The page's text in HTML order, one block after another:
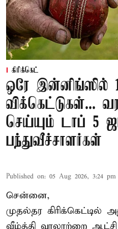
கிரிக்கெட்
ஒரே இன்னிங்ஸில்
விக்கெட்டுகள்...
செய்யும் டாப் 5
பந்துவீச்சாளர்கள்
Published on: 05 Aug 2026, 3:24 pm
சென்னை,
முதல்தர கிரிக்கெட்டில்
வீழ்த்தி வரலாற்றை